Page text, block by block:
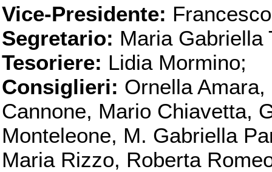
Vice-Presidente:
Segretario: Maria Gabriella
Tesoriere: Lidia Mormino;
Consiglieri: Ornella
Cannone, Mario Chiavetta,
Monteleone, M. Gabriella
Maria Rizzo, Roberta